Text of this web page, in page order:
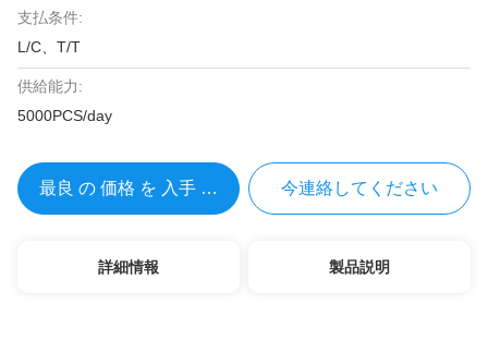
支払条件:
L/C、T/T
供給能力:
5000PCS/day
最良 の 価格 を 入手 する 今連絡してください
詳細情報 製品説明